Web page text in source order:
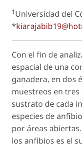
1Universidad del
*
Con el fin de
espacial de una
ganadera, en dos
muestreos en
sustrato de cada
especies de
por áreas
los anfibios es el